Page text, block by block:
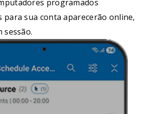
programados
para sua conta aparecerão online,
sessão.